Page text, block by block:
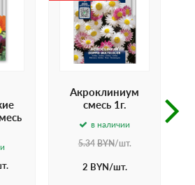
Акроклиниум
смесь 1г.
в наличии
5.34 BYN/шт.
2 BYN/шт.